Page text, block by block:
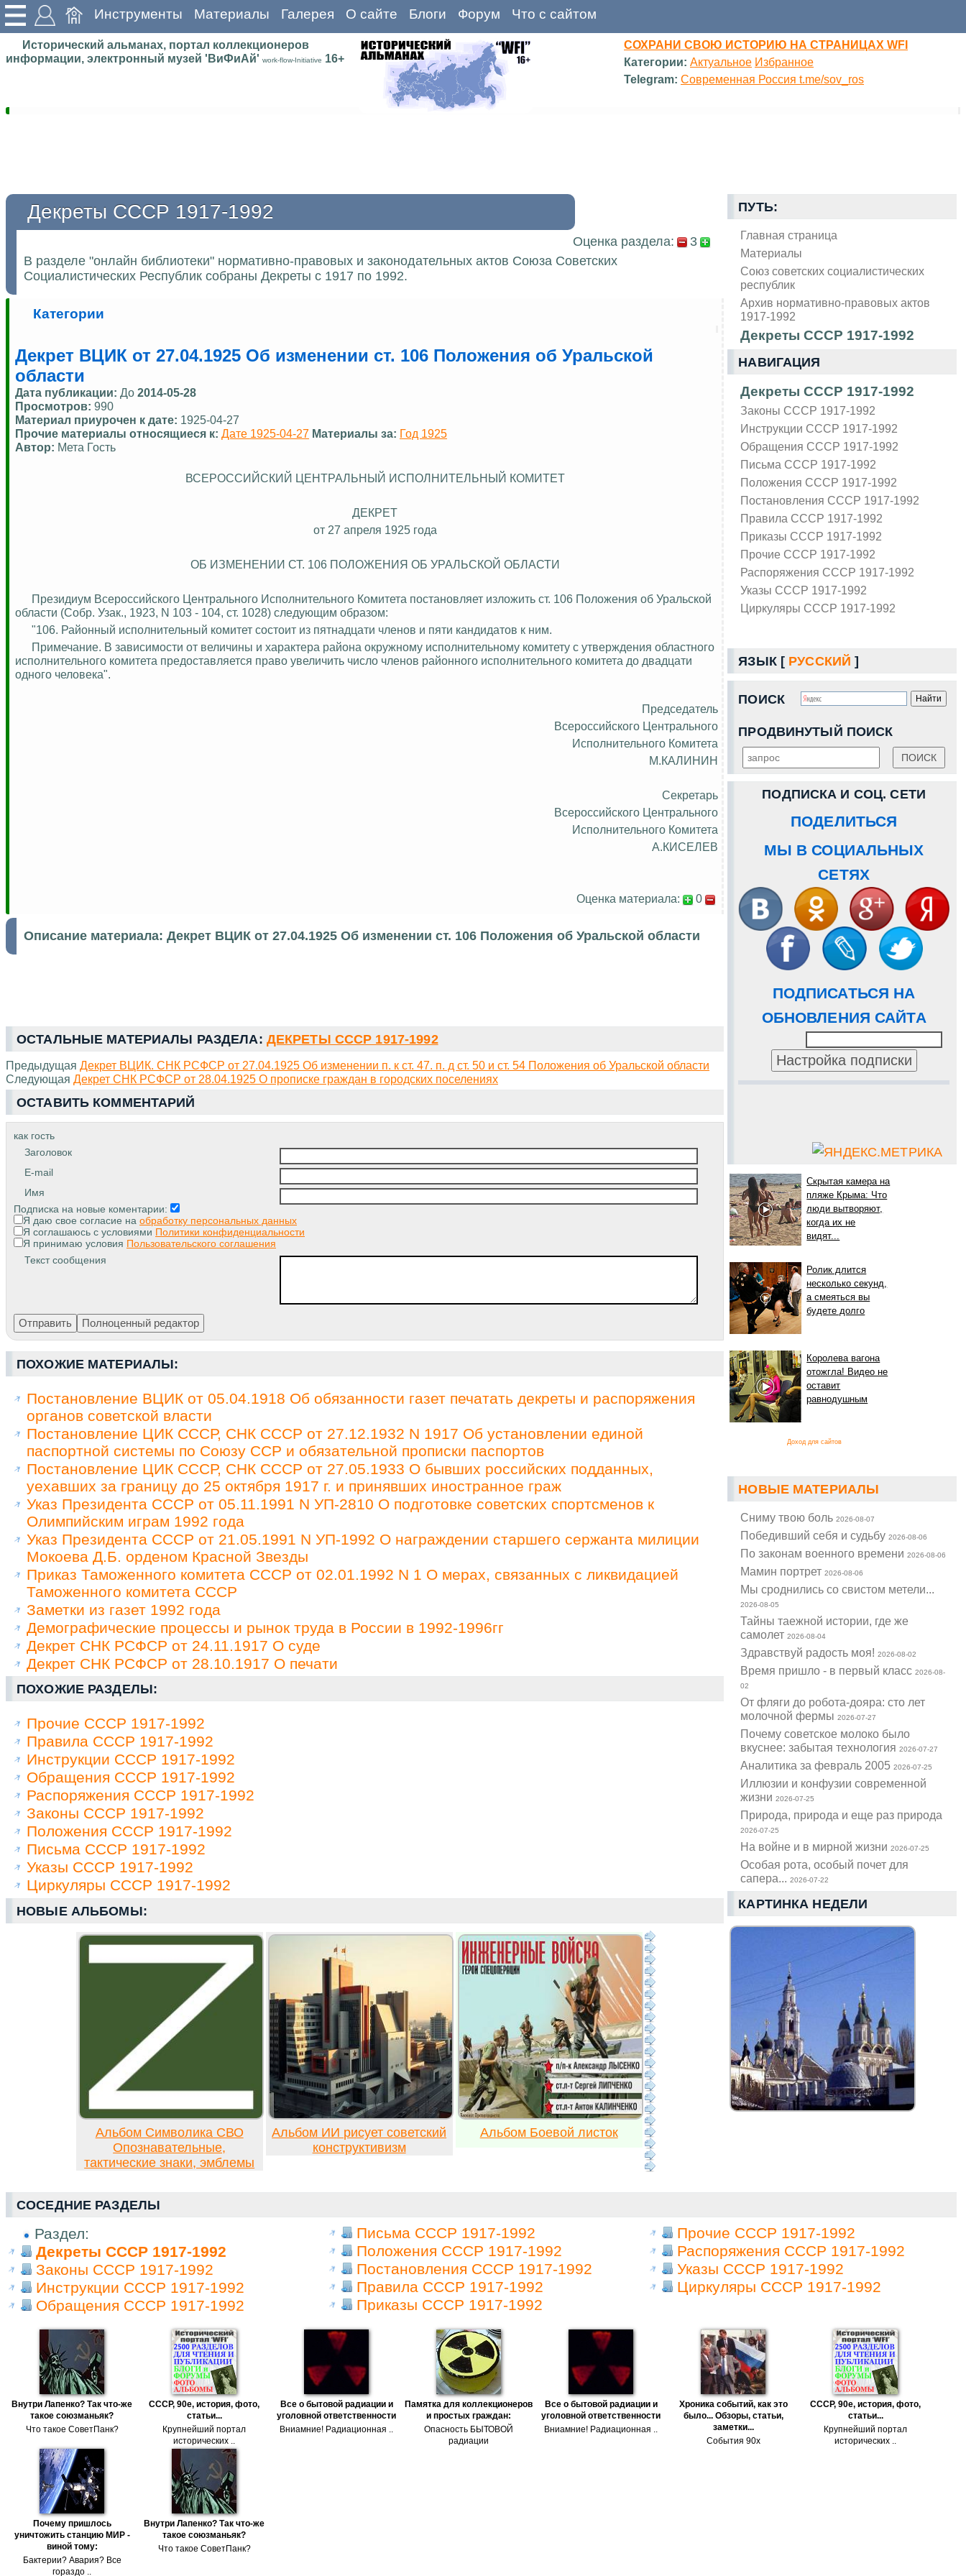
Инструменты Материалы Галерея О сайте Блоги Форум Что с сайтом
Исторический альманах, портал коллекционеров
информации, электронный музей 'ВиФиАй' work-flow-Initiative 16+
СОХРАНИ СВОЮ ИСТОРИЮ НА СТРАНИЦАХ WFI
Категории: Актуальное Избранное
Telegram: Современная Россия t.me/sov_ros
ПУТЬ:
Главная страница
Материалы
Союз советских социалистических
республик
Архив нормативно-правовых актов
1917-1992
Декреты СССР 1917-1992
НАВИГАЦИЯ
Декреты СССР 1917-1992
Законы СССР 1917-1992
Инструкции СССР 1917-1992
Обращения СССР 1917-1992
Письма СССР 1917-1992
Положения СССР 1917-1992
Постановления СССР 1917-1992
Правила СССР 1917-1992
Приказы СССР 1917-1992
Прочие СССР 1917-1992
Распоряжения СССР 1917-1992
Указы СССР 1917-1992
Циркуляры СССР 1917-1992
ЯЗЫК [ РУССКИЙ ]
ПОИСК
ПРОДВИНУТЫЙ ПОИСК
ПОДПИСКА И СОЦ. СЕТИ
ПОДЕЛИТЬСЯ
МЫ В СОЦИАЛЬНЫХ
СЕТЯХ
ПОДПИСАТЬСЯ НА
ОБНОВЛЕНИЯ САЙТА
Скрытая камера на
пляже Крыма: Что
люди вытворяют,
когда их не
видят...
Ролик длится
несколько секунд,
а смеяться вы
будете долго
Королева вагона
отожгла! Видео не
оставит
равнодушным
Доход для сайтов
НОВЫЕ МАТЕРИАЛЫ
Cниму твою боль2026-08-07
Победивший себя и судьбу2026-08-06
По законам военного времени2026-08-06
Мамин портрет2026-08-06
Мы сроднились со свистом метели...
2026-08-05
Тайны таежной истории, где же
самолет2026-08-04
Здравствуй радость моя!2026-08-02
Время пришло - в первый класс2026-08-
02
От фляги до робота-дояра: сто лет
молочной фермы2026-07-27
Почему советское молоко было
вкуснее: забытая технология2026-07-27
Аналитика за февраль 20052026-07-25
Иллюзии и конфузии современной
жизни2026-07-25
Природа, природа и еще раз природа
2026-07-25
На войне и в мирной жизни2026-07-25
Особая рота, особый почет для
сапера...2026-07-22
КАРТИНКА НЕДЕЛИ
Декреты СССР 1917-1992
Оценка раздела:
3
В разделе "онлайн библиотеки" нормативно-правовых и законодательных актов Союза Советских
Социалистических Республик собраны Декреты с 1917 по 1992.
Категории
Декрет ВЦИК от 27.04.1925 Об изменении ст. 106 Положения об Уральской
области
Дата публикации: До 2014-05-28
Просмотров: 990
Материал приурочен к дате: 1925-04-27
Прочие материалы относящиеся к: Дате 1925-04-27 Материалы за: Год 1925
Автор: Мета Гость
ВСЕРОССИЙСКИЙ ЦЕНТРАЛЬНЫЙ ИСПОЛНИТЕЛЬНЫЙ КОМИТЕТ
ДЕКРЕТ
от 27 апреля 1925 года
ОБ ИЗМЕНЕНИИ СТ. 106 ПОЛОЖЕНИЯ ОБ УРАЛЬСКОЙ ОБЛАСТИ
Президиум Всероссийского Центрального Исполнительного Комитета постановляет изложить ст. 106 Положения об Уральской
области (Собр. Узак ., 1923, N 103 - 104, ст. 1028) следующим образом:
"106. Районный исполнительный комитет состоит из пятнадцати членов и пяти кандидатов к ним.
Примечание. В зависимости от величины и характера района окружному исполнительному комитету с утверждения областного
исполнительного комитета предоставляется право увеличить число членов районного исполнительного комитета до двадцати
одного человека".
Председатель
Всероссийского Центрального
Исполнительного Комитета
М.КАЛИНИН
Секретарь
Всероссийского Центрального
Исполнительного Комитета
А.КИСЕЛЕВ
Оценка материала: 0
Описание материала: Декрет ВЦИК от 27.04.1925 Об изменении ст. 106 Положения об Уральской области
ОСТАЛЬНЫЕ МАТЕРИАЛЫ РАЗДЕЛА: ДЕКРЕТЫ СССР 1917-1992
Предыдущая Декрет ВЦИК. СНК РСФСР от 27.04.1925 Об изменении п. к ст. 47. п. д ст. 50 и ст. 54 Положения об Уральской области
Следующая Декрет СНК РСФСР от 28.04.1925 О прописке граждан в городских поселениях
ОСТАВИТЬ КОММЕНТАРИЙ
как гость
Заголовок
E-mail
Имя
Подписка на новые коментарии:
Я даю свое согласие на обработку персональных данных
Я соглашаюсь с условиями Политики конфиденциальности
Я принимаю условия Пользовательского соглашения
Текст сообщения
ПОХОЖИЕ МАТЕРИАЛЫ:
Постановление ВЦИК от 05.04.1918 Об обязанности газет печатать декреты и распоряжения
органов советской власти
Постановление ЦИК СССР, СНК СССР от 27.12.1932 N 1917 Об установлении единой
паспортной системы по Союзу ССР и обязательной прописки паспортов
Постановление ЦИК СССР, СНК СССР от 27.05.1933 О бывших российских подданных,
уехавших за границу до 25 октября 1917 г. и принявших иностранное граж
Указ Президента СССР от 05.11.1991 N УП-2810 О подготовке советских спортсменов к
Олимпийским играм 1992 года
Указ Президента СССР от 21.05.1991 N УП-1992 О награждении старшего сержанта милиции
Мокоева Д.Б. орденом Красной Звезды
Приказ Таможенного комитета СССР от 02.01.1992 N 1 О мерах, связанных с ликвидацией
Таможенного комитета СССР
Заметки из газет 1992 года
Демографические процессы и рынок труда в России в 1992-1996гг
Декрет СНК РСФСР от 24.11.1917 О суде
Декрет СНК РСФСР от 28.10.1917 О печати
ПОХОЖИЕ РАЗДЕЛЫ:
Прочие СССР 1917-1992
Правила СССР 1917-1992
Инструкции СССР 1917-1992
Обращения СССР 1917-1992
Распоряжения СССР 1917-1992
Законы СССР 1917-1992
Положения СССР 1917-1992
Письма СССР 1917-1992
Указы СССР 1917-1992
Циркуляры СССР 1917-1992
НОВЫЕ АЛЬБОМЫ:
Альбом Символика СВО
Опознавательные,
тактические знаки, эмблемы
Альбом ИИ рисует советский
конструктивизм
Альбом Боевой листок
СОСЕДНИЕ РАЗДЕЛЫ
Раздел:
Декреты СССР 1917-1992
Законы СССР 1917-1992
Инструкции СССР 1917-1992
Обращения СССР 1917-1992
Письма СССР 1917-1992
Положения СССР 1917-1992
Постановления СССР 1917-1992
Правила СССР 1917-1992
Приказы СССР 1917-1992
Прочие СССР 1917-1992
Распоряжения СССР 1917-1992
Указы СССР 1917-1992
Циркуляры СССР 1917-1992
Внутри Лапенко? Так что-же
такое союзманьяк?
Что такое СоветПанк?
СССР, 90е, история, фото,
статьи...
Крупнейший портал
исторических ..
Все о бытовой радиации и
уголовной ответственности
Вниамние! Радиационная ..
Памятка для коллекционеров
и простых граждан:
Опасность БЫТОВОЙ
радиации
Все о бытовой радиации и
уголовной ответственности
Вниамние! Радиационная ..
Хроника событий, как это
было... Обзоры, статьи,
заметки...
События 90х
СССР, 90е, история, фото,
статьи...
Крупнейший портал
исторических ..
Почему пришлось
уничтожить станцию МИР -
виной тому:
Бактерии? Авария? Все
гораздо ..
Внутри Лапенко? Так что-же
такое союзманьяк?
Что такое СоветПанк?